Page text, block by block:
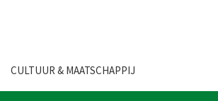
CULTUUR & MAATSCHAPPIJ